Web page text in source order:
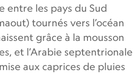
entre les pays du Sud
tournés vers l’océan
grâce à la mousson
et l’Arabie septentrionale
aux caprices de pluies